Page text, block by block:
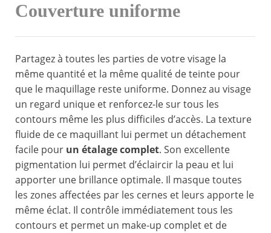
Couverture uniforme
Partagez à toutes les parties de votre visage la
même quantité et la même qualité de teinte pour
que le maquillage reste uniforme. Donnez au visage
un regard unique et renforcez-le sur tous les
contours même les plus difficiles d’accès. La texture
fluide de ce maquillant lui permet un détachement
facile pour un étalage complet. Son excellente
pigmentation lui permet d’éclaircir la peau et lui
apporter une brillance optimale. Il masque toutes
les zones affectées par les cernes et leurs apporte le
même éclat. Il contrôle immédiatement tous les
contours et permet un make-up complet et de